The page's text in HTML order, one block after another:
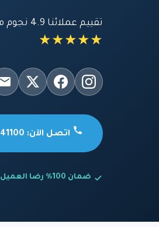
تقييم عملائنا 4.9 نجوم مع Google
★★★★★
اتصل الآن: 90941100
ضمان 100% رضا العميل